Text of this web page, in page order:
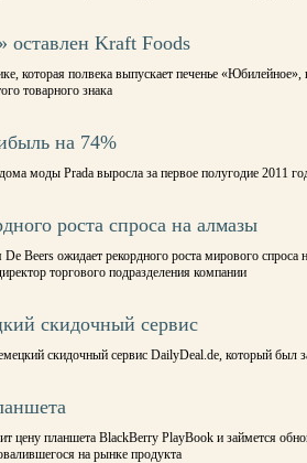
Kraft Foods
которая полвека выпускает печенье «Юбилейное»,
товарного знака
на 74%
моды Prada выросла за первое полугодие 2011
роста спроса на алмазы
Beers ожидает рекордного роста мирового спроса
торгового подразделения компании
скидочный сервис
скидочный сервис DailyDeal.de, который был
цену планшета BlackBerry PlayBook и займется
на рынке продукта